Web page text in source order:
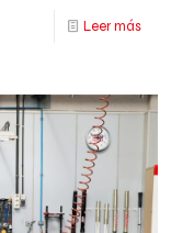
Leer más